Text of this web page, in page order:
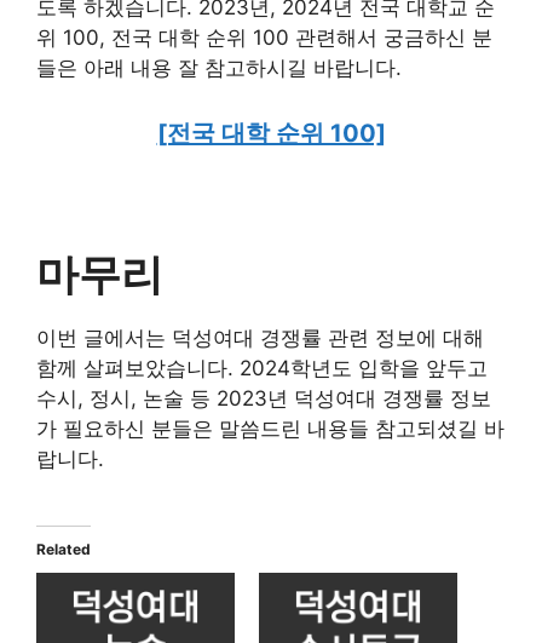
도록 하겠습니다. 2023년, 2024년 전국 대학교 순
위 100, 전국 대학 순위 100 관련해서 궁금하신 분
들은 아래 내용 잘 참고하시길 바랍니다.
[전국 대학 순위 100]
마무리
이번 글에서는 덕성여대 경쟁률 관련 정보에 대해
함께 살펴보았습니다. 2024학년도 입학을 앞두고
수시, 정시, 논술 등 2023년 덕성여대 경쟁률 정보
가 필요하신 분들은 말씀드린 내용들 참고되셨길 바
랍니다.
Related